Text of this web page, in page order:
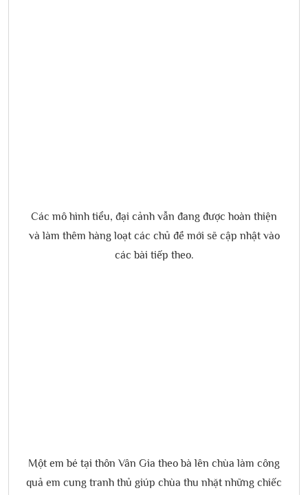
Các mô hình tiểu, đại cảnh vẫn đang được hoàn thiện
và làm thêm hàng loạt các chủ đề mới sẽ cập nhật vào
các bài tiếp theo.
Một em bé tại thôn Vân Gia theo bà lên chùa làm công
quả em cung tranh thủ giúp chùa thu nhặt những chiếc